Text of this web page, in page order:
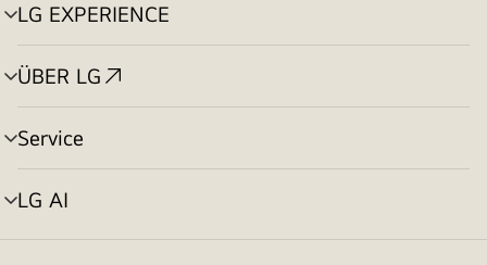
LG EXPERIENCE
Menü
umschalten
ÜBER LG
Menü
umschalten
Service
Menü
umschalten
LG AI
Menü